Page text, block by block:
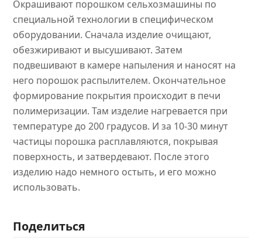
Окрашивают порошком сельхозмашины по
специальной технологии в специфическом
оборудовании. Сначала изделие очищают,
обезжиривают и высушивают. Затем
подвешивают в камере напыления и наносят на
него порошок распылителем. Окончательное
формирование покрытия происходит в печи
полимеризации. Там изделие нагревается при
температуре до 200 градусов. И за 10-30 минут
частицы порошка расплавляются, покрывая
поверхность, и затвердевают. После этого
изделию надо немного остыть, и его можно
использовать.
Поделиться